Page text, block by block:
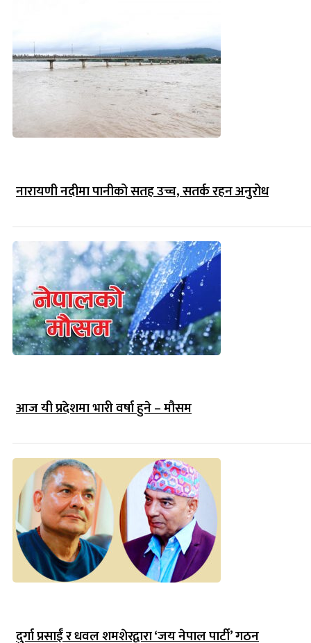
नारायणी नदीमा पानीको सतह उच्च, सतर्क रहन अनुरोध
आज यी प्रदेशमा भारी वर्षा हुने – मौसम
दुर्गा प्रसाईँ र धवल शमशेरद्वारा ‘जय नेपाल पार्टी’ गठन